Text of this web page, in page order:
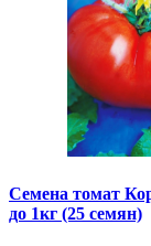
Семена томат
до 1кг (25 семян)